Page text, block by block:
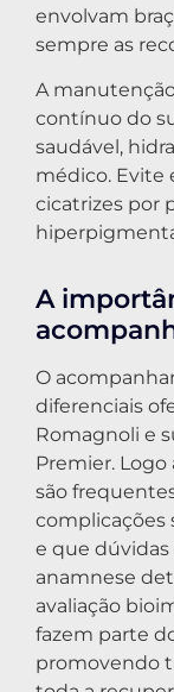
envolvam
sempre as
A
contínuo do
saudável,
médico. Evite
cicatrizes por
A
O
diferenciais
Romagnoli e
Premier. Logo
são
complicações
e que dúvidas
anamnese
avaliação
fazem parte
promovendo